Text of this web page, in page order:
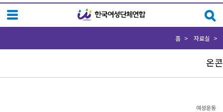
온콘
홈 자료실
여성운동